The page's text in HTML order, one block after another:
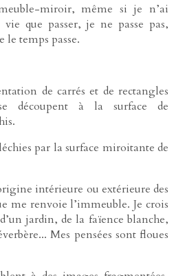
miroir, même si je n’ai
que passer, je ne passe pas,
le temps passe.
de carrés et de rectangles
découpent à la surface de
par la surface miroitante de
intérieure ou extérieure des
me renvoie l’immeuble. Je crois
jardin, de la faïence blanche,
Mes pensées sont floues